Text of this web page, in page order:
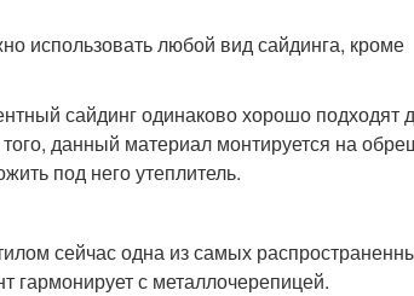
использовать любой вид сайдинга, кроме
сайдинг одинаково хорошо подходят
данный материал монтируется на
под него утеплитель.
сейчас одна из самых
гармонирует с металлочерепицей.